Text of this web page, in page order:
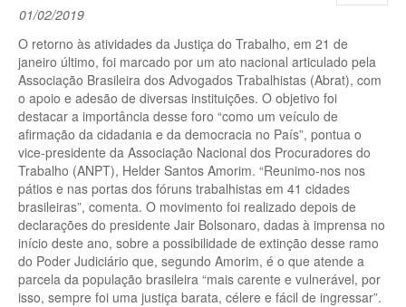
01/02/2019
O retorno às atividades da Justiça do Trabalho, em 21 de
janeiro último, foi marcado por um ato nacional articulado pela
Associação Brasileira dos Advogados Trabalhistas (Abrat), com
o apoio e adesão de diversas instituições. O objetivo foi
destacar a importância desse foro “como um veículo de
afirmação da cidadania e da democracia no País”, pontua o
vice-presidente da Associação Nacional dos Procuradores do
Trabalho (ANPT), Helder Santos Amorim. “Reunimo-nos nos
pátios e nas portas dos fóruns trabalhistas em 41 cidades
brasileiras”, comenta. O movimento foi realizado depois de
declarações do presidente Jair Bolsonaro, dadas à imprensa no
início deste ano, sobre a possibilidade de extinção desse ramo
do Poder Judiciário que, segundo Amorim, é o que atende a
parcela da população brasileira “mais carente e vulnerável, por
isso, sempre foi uma justiça barata, célere e fácil de ingressar”.